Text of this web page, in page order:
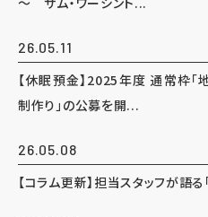
26.05.11
【休眠預金】2025年度 通常枠
制作り」の公募を開...
26.05.08
【コラム更新】担当スタッフが語